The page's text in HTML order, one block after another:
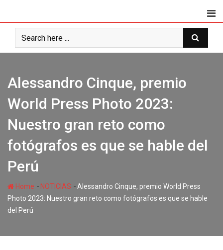
Alessandro Cinque, premio
World Press Photo 2023:
Nuestro gran reto como
fotógrafos es que se hable del
Perú
Home - NOTICIAS -Alessandro Cinque, premio World Press
Photo 2023: Nuestro gran reto como fotógrafos es que se hable
del Perú